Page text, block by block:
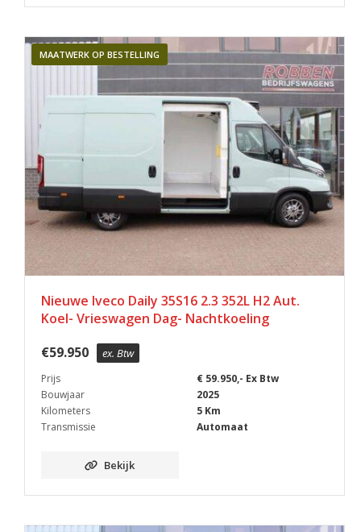
MAATWERK OP BESTELLING
Nieuwe Iveco Daily 35S16 2.3 352L H2 Aut.
Koel- Vrieswagen Dag- Nachtkoeling
€59.950 ex. Btw
Prijs
€ 59.950,- Ex Btw
Bouwjaar
2025
Kilometers
5 Km
Transmissie
Automaat
Bekijk